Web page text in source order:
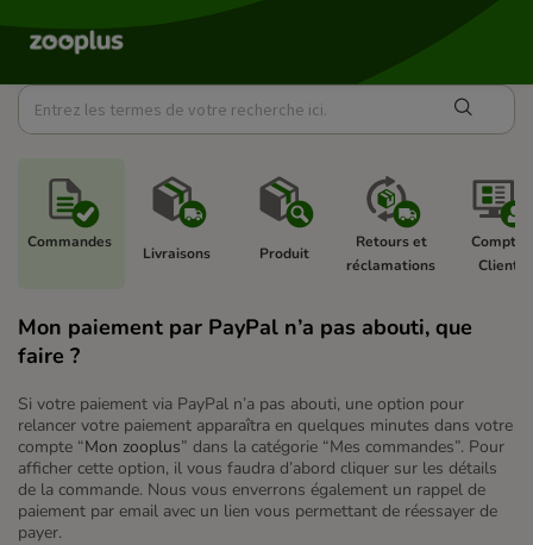
Commandes
Livraisons Produit
Retours et
réclamations
Compte
Client
Mon paiement par PayPal n’a pas abouti, que
faire ?
Si votre paiement via PayPal n’a pas abouti, une option pour
relancer votre paiement apparaîtra en quelques minutes dans votre
compte “Mon zooplus” dans la catégorie “Mes commandes”. Pour
afficher cette option, il vous faudra d’abord cliquer sur les détails
de la commande. Nous vous enverrons également un rappel de
paiement par email avec un lien vous permettant de réessayer de
payer.